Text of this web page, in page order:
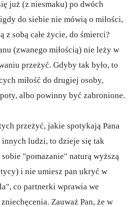
już (z niesmaku) po dwóch
do siebie nie mówią o miłości,
sobą całe życie, do śmierci?
(zwanego miłością) nie leży w
przeżyć. Gdyby tak było, to
miłość do drugiej osoby,
albo powinny być zabronione.
przeżyć, jakie spotykają Pana
ludzi, to dzieje się tak
"pomazanie" naturą wyższą
i nie umiesz pan ukryć w
co partnerki wprawia we
Zauważ Pan, że w